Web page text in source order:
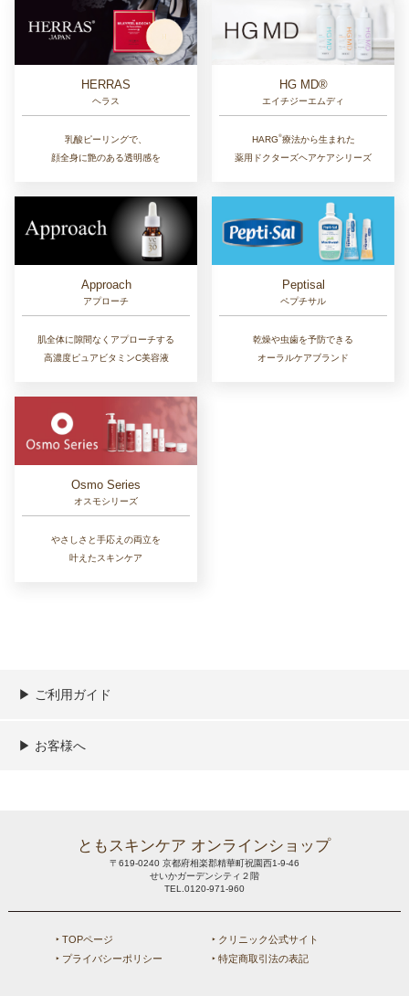
HERRAS
ヘラス
乳酸ピーリングで、
顔全身に艶のある透明感を
HG MD®
エイチジーエムディ
HARG®︎療法から生まれた
薬用ドクターズヘアケアシリーズ
Approach
アプローチ
肌全体に隙間なくアプローチする
高濃度ピュアビタミンC美容液
Peptisal
ペプチサル
乾燥や虫歯を予防できる
オーラルケアブランド
Osmo Series
オスモシリーズ
やさしさと手応えの両立を
叶えたスキンケア
▶︎ ご利用ガイド
ご利用ガイド
決済／配送／送料について
取り扱い商品一覧
顧客情報の取扱について
特定商取引法の表記
▶︎ お客様へ
ともスキンケア オンラインショップ
〒619-0240 京都府相楽郡精華町祝園西1-9-46
せいかガーデンシティ２階
TEL.0120-971-960
‣ TOPページ
‣ クリニック公式サイト
‣ プライバシーポリシー
‣ 特定商取引法の表記